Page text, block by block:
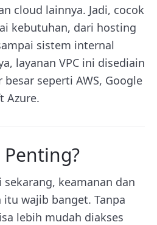
cloud lainnya. Jadi, cocok
kebutuhan, dari hosting
sistem internal
layanan VPC ini disediain
seperti AWS, Google
Azure.
Penting?
keamanan dan
wajib banget. Tanpa
lebih mudah diakses